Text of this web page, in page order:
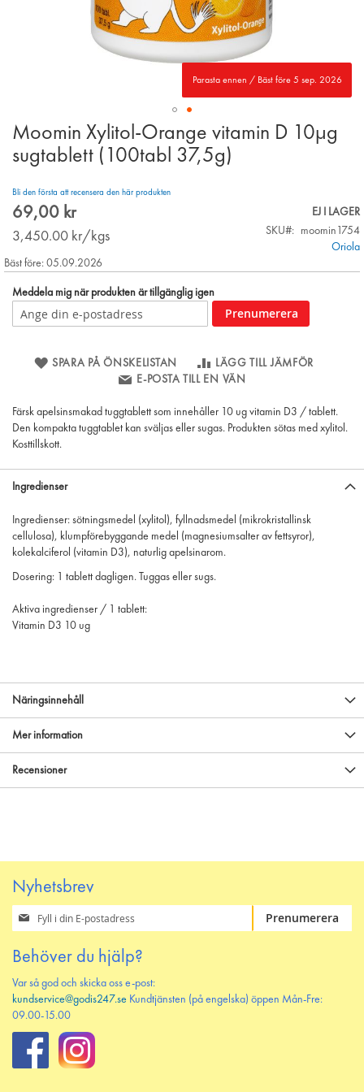
Parasta ennen / Bäst före 5 sep. 2026
Skip
the
of
the
gallery
Moomin Xylitol-Orange vitamin D 10µg
sugtablett (100tabl 37,5g)
Bli den första att recensera den här produkten
69,00 kr
3,450.00 kr/kgs
EJ I LAGER
SKU
moomin1754
Oriola
Bäst före: 05.09.2026
Meddela mig när produkten är tillgänglig igen
Prenumerera
SPARA PÅ ÖNSKELISTAN
LÄGG TILL JÄMFÖR
E-POSTA TILL EN VÄN
Färsk apelsinsmakad tuggtablett som innehåller 10 ug vitamin D3 / tablett.
Den kompakta tuggtablet kan sväljas eller sugas. Produkten sötas med xylitol.
Kosttillskott.
Ingredienser
Ingredienser: sötningsmedel (xylitol), fyllnadsmedel (mikrokristallinsk
cellulosa), klumpförebyggande medel (magnesiumsalter av fettsyror),
kolekalciferol (vitamin D3), naturlig apelsinarom.
Dosering: 1 tablett dagligen. Tuggas eller sugs.
Aktiva ingredienser / 1 tablett:
Vitamin D3 10 ug
Näringsinnehåll
Mer information
Recensioner
Nyhetsbrev
Prenumerera
på
nyhetsbrev
Prenumerera
Behöver du hjälp?
Var så god och skicka oss e-post:
kundservice@godis247.se Kundtjänsten (på engelska) öppen Mån-Fre:
09.00-15.00